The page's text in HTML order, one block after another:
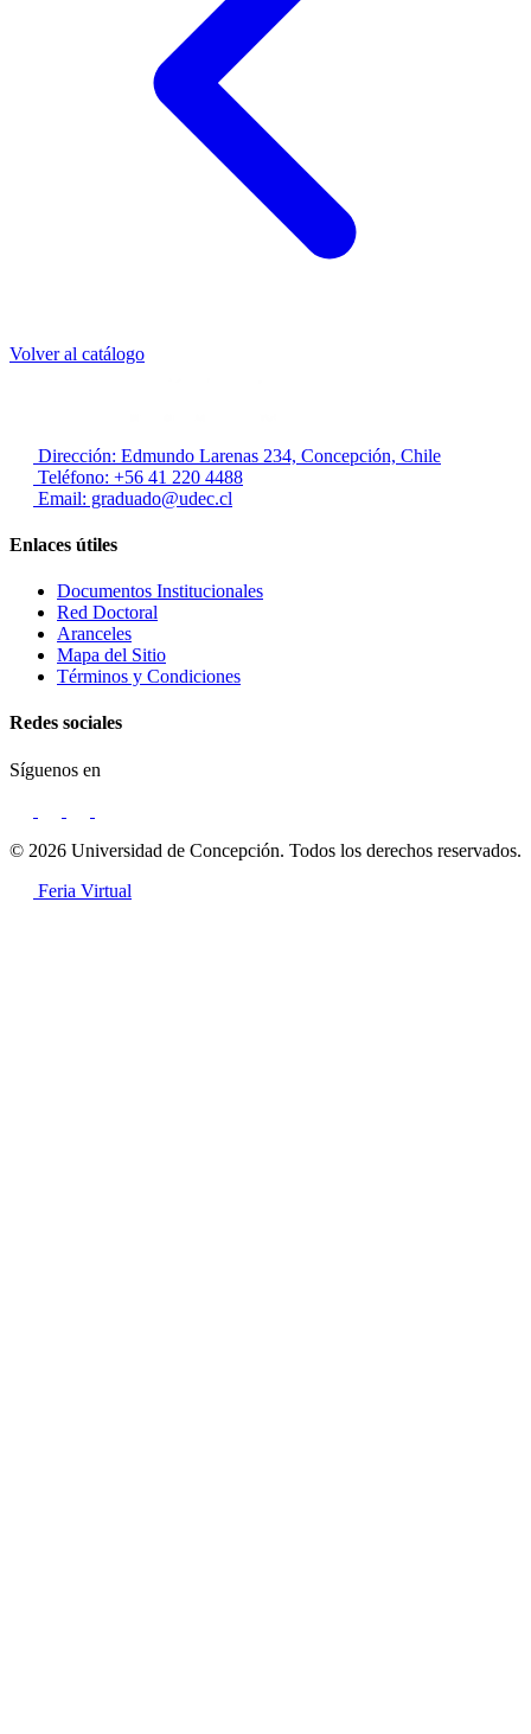
Volver al catálogo
Dirección: Edmundo Larenas 234, Concepción, Chile
Teléfono: +56 41 220 4488
Email: graduado@udec.cl
Enlaces útiles
Documentos Institucionales
Red Doctoral
Aranceles
Mapa del Sitio
Términos y Condiciones
Redes sociales
Síguenos en
© 2026 Universidad de Concepción. Todos los derechos reservados.
Feria Virtual